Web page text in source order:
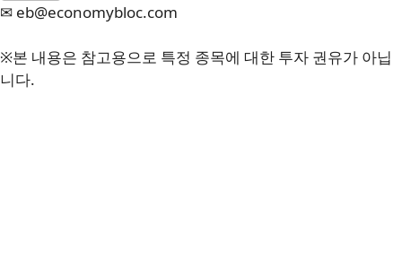
✉ eb@economybloc.com
※본 내용은 참고용으로 특정 종목에 대한 투자 권유가 아닙
니다.